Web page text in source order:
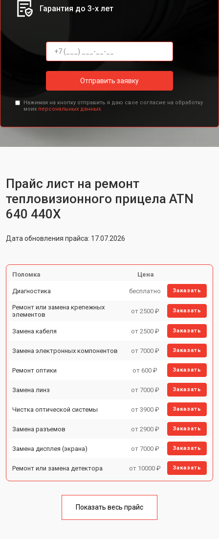
Гарантия до 3-х лет
Отправить заявку
Нажимая на кнопку отправить я даю свое согласие на обработку
моих персональных данных.
Прайс лист на ремонт
тепловизионного прицела ATN
640 440X
Дата обновления прайса: 17.07.2026
Поломка Цена
Диагностика бесплатно Заказать
Ремонт или замена крепежных
элементов
от 2500 ₽ Заказать
Замена кабеля от 2500 ₽ Заказать
Замена электронных компонентов от 7000 ₽ Заказать
Ремонт оптики от 600 ₽ Заказать
Замена линз от 7000 ₽ Заказать
Чистка оптической системы от 3900 ₽ Заказать
Замена разъемов от 2900 ₽ Заказать
Замена дисплея (экрана) от 7000 ₽ Заказать
Ремонт или замена детектора от 10000 ₽ Заказать
Показать весь прайс